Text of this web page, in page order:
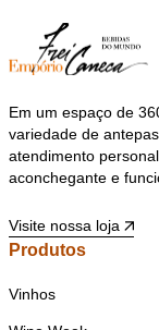
Em um espaço de
variedade de
atendimento
aconchegante e
Visite nossa loja
Produtos
Vinhos